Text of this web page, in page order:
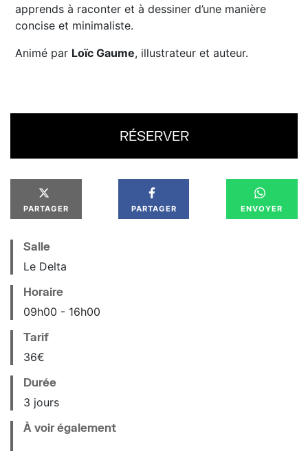
apprends à raconter et à dessiner d’une manière
concise et minimaliste.
Animé par Loïc Gaume, illustrateur et auteur.
RÉSERVER
PARTAGER PARTAGER ENVOYER
Salle
Le Delta
Horaire
09h00 16h00
Tarif
36€
Durée
3 jours
À voir également